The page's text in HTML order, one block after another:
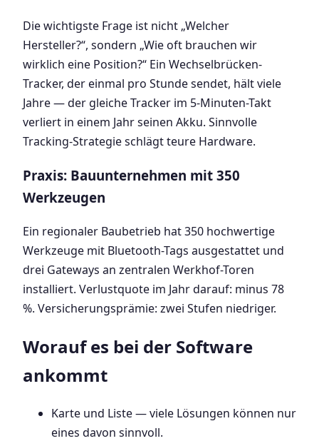
Die wichtigste Frage ist nicht „Welcher
Hersteller?“, sondern „Wie oft brauchen wir
wirklich eine Position?“ Ein Wechselbrücken-
Tracker, der einmal pro Stunde sendet, hält viele
Jahre — der gleiche Tracker im 5-Minuten-Takt
verliert in einem Jahr seinen Akku. Sinnvolle
Tracking-Strategie schlägt teure Hardware.
Praxis: Bauunternehmen mit 350
Werkzeugen
Ein regionaler Baubetrieb hat 350 hochwertige
Werkzeuge mit Bluetooth-Tags ausgestattet und
drei Gateways an zentralen Werkhof-Toren
installiert. Verlustquote im Jahr darauf: minus 78
%. Versicherungsprämie: zwei Stufen niedriger.
Worauf es bei der Software
ankommt
Karte und Liste — viele Lösungen können nur
eines davon sinnvoll.